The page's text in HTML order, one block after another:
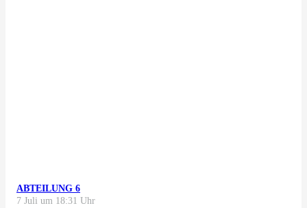
ABTEILUNG 6
7 Juli um 18:31 Uhr